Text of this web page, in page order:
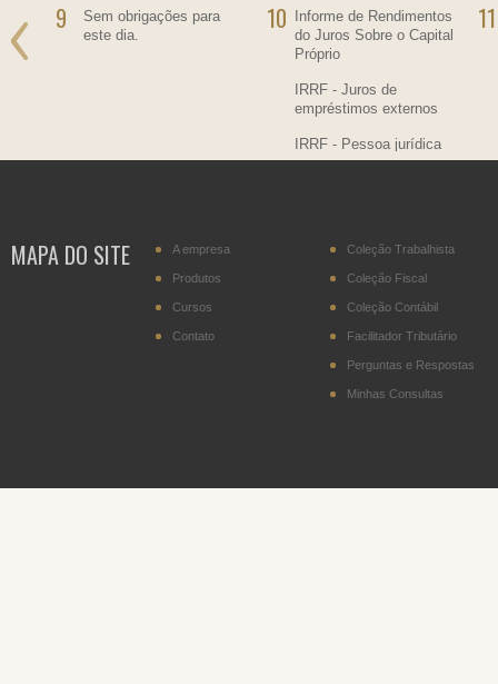
9
Sem obrigações para
este dia.
10
Informe de Rendimentos
do Juros Sobre o Capital
Próprio
IRRF - Juros de
empréstimos externos
IRRF - Pessoa jurídica
residente no País,
IPI - Cigarros (posição
2402.20)
DITR - Declaração do
Imposto sobre a
11
MAPA DO SITE A empresa
Produtos
Cursos
Contato
Coleção Trabalhista
Coleção Fiscal
Coleção Contábil
Facilitador Tributário
Perguntas e Respostas
Minhas Consultas